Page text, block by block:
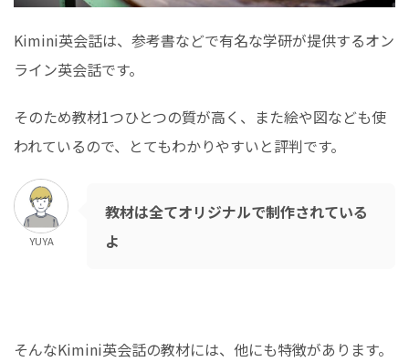
Kimini英会話は、参考書などで有名な学研が提供するオン
ライン英会話です。
そのため教材1つひとつの質が高く、また絵や図なども使
われているので、とてもわかりやすいと評判です。
YUYA
教材は全てオリジナルで制作されている
よ
そんなKimini英会話の教材には、他にも特徴があります。